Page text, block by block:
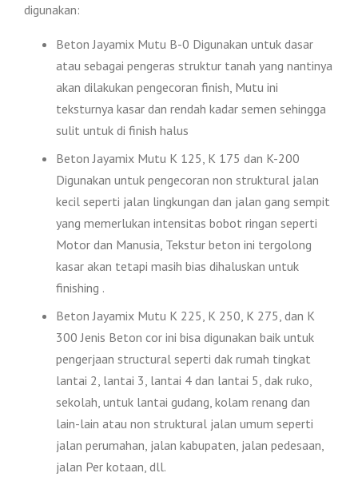
digunakan:
Beton Jayamix Mutu B-0 Digunakan untuk dasar
atau sebagai pengeras struktur tanah yang nantinya
akan dilakukan pengecoran finish, Mutu ini
teksturnya kasar dan rendah kadar semen sehingga
sulit untuk di finish halus
Beton Jayamix Mutu K 125, K 175 dan K-200
Digunakan untuk pengecoran non struktural jalan
kecil seperti jalan lingkungan dan jalan gang sempit
yang memerlukan intensitas bobot ringan seperti
Motor dan Manusia, Tekstur beton ini tergolong
kasar akan tetapi masih bias dihaluskan untuk
finishing .
Beton Jayamix Mutu K 225, K 250, K 275, dan K
300 Jenis Beton cor ini bisa digunakan baik untuk
pengerjaan structural seperti dak rumah tingkat
lantai 2, lantai 3, lantai 4 dan lantai 5, dak ruko,
sekolah, untuk lantai gudang, kolam renang dan
lain-lain atau non struktural jalan umum seperti
jalan perumahan, jalan kabupaten, jalan pedesaan,
jalan Per kotaan, dll.